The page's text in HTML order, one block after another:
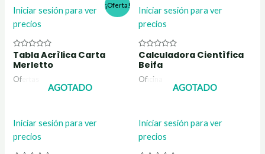
¡Oferta!
Iniciar sesión para ver
precios
Valorado
con
0
de
5
Tabla Acrìlica Carta
Merletto
Ofertas
Iniciar sesión para ver
precios
Valorado
con
0
de
5
Calculadora Cientìfica
Beifa
Oficina
AGOTADO
Iniciar sesión para ver
precios
AGOTADO
Iniciar sesión para ver
precios